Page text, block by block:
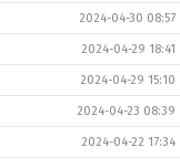
2024-04-30 08:57
2024-04-29 18:41
2024-04-29 15:10
2024-04-23 08:39
2024-04-22 17:34